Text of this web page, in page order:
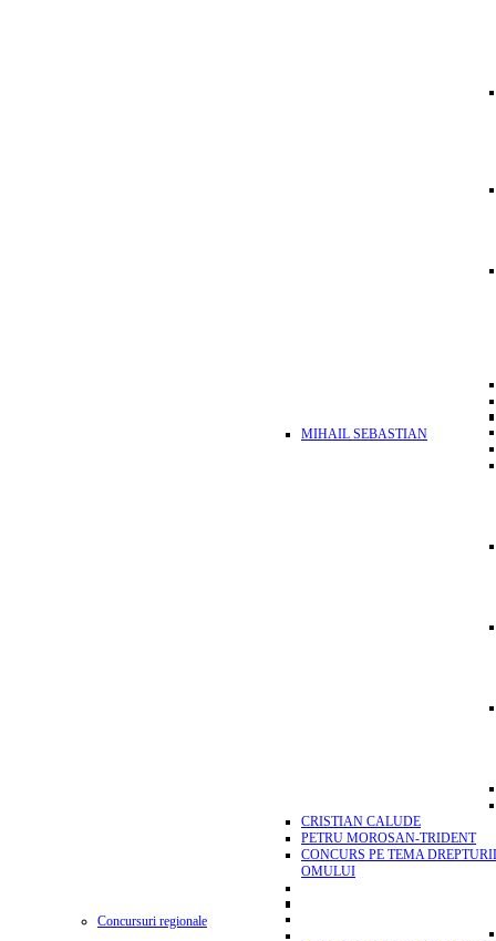
MIHAIL SEBASTIAN
CRISTIAN CALUDE
PETRU MOROSAN-TRIDENT
CONCURS PE TEMA
OMULUI
Concursuri regionale